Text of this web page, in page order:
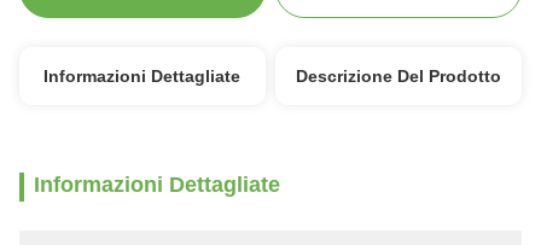
Informazioni Dettagliate Descrizione Del Prodotto
Informazioni Dettagliate